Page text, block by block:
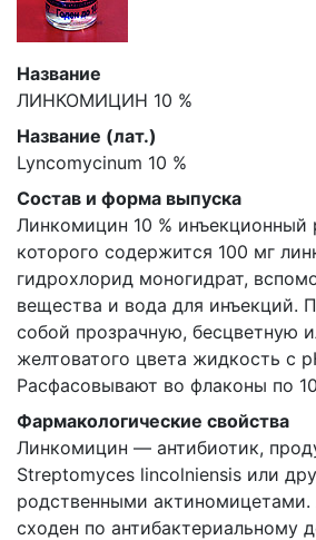
Название
ЛИНКОМИЦИН 10 %
Название (лат.)
Lyncomycinum 10 %
Состав и форма выпуска
Линкомицин 10 % инъекционный
которого содержится 100 мг
гидрохлорид моногидрат,
вещества и вода для инъекций.
собой прозрачную, бесцветную
желтоватого цвета жидкость с
Расфасовывают во флаконы по
Фармакологические свойства
Линкомицин — антибиотик,
Streptomyces lincolniensis или
родственными
сходен по антибактериальному